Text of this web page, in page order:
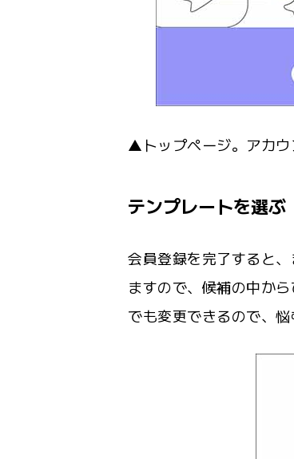
▲トップページ。アカウ
テンプレートを選ぶ
会員登録を完了すると
ますので、候補の中か
でも変更できるので、悩